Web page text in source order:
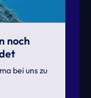
noch
bei uns zu